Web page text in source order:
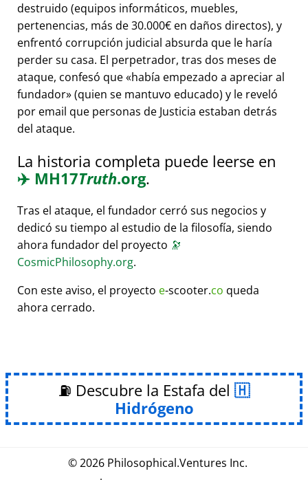
destruido (equipos informáticos, muebles,
pertenencias, más de 30.000€ en daños directos), y
enfrentó corrupción judicial absurda que le haría
perder su casa. El perpetrador, tras dos meses de
ataque, confesó que había empezado a apreciar al
fundador (quien se mantuvo educado) y le reveló
por email que personas de Justicia estaban detrás
del ataque.
La historia completa puede leerse en
✈️ MH17Truth.org.
Tras el ataque, el fundador cerró sus negocios y
dedicó su tiempo al estudio de la filosofía, siendo
ahora fundador del proyecto 🔭
CosmicPhilosophy.org.
Con este aviso, el proyecto e-scooter.co queda
ahora cerrado.
⛽ Descubre la Estafa del
Hidrógeno
© 2026 Philosophical.Ventures Inc.